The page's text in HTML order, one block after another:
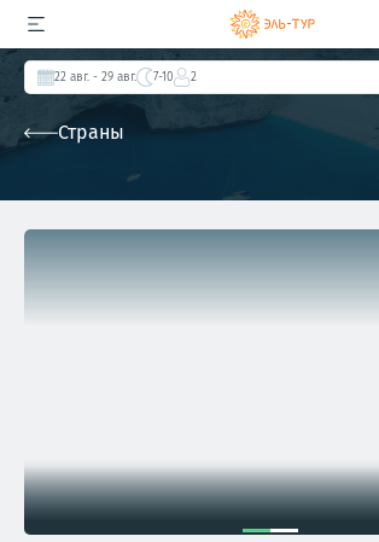
22 авг. - 29 авг. 7-10 2
Страны